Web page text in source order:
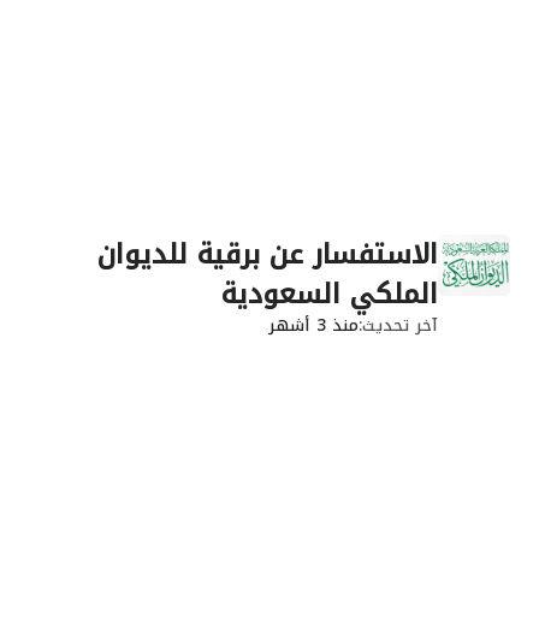
الاستفسار عن برقية للديوان
الملكي السعودية
آخر تحديثمنذ 3 أشهر